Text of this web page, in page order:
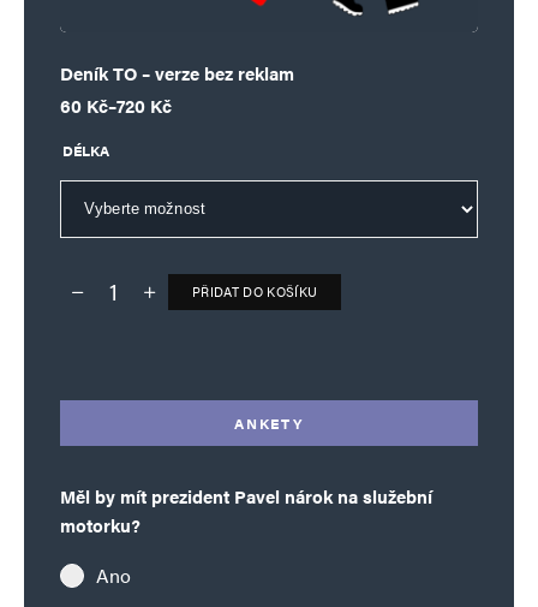
Deník TO – verze bez reklam
60 Kč–720 Kč
Rozpětí cen: 60 Kč až 720 Kč
DÉLKA
Deník TO – verze bez reklam množství
PŘIDAT DO KOŠÍKU
ANKETY
Měl by mít prezident Pavel nárok na služební
motorku?
Ano